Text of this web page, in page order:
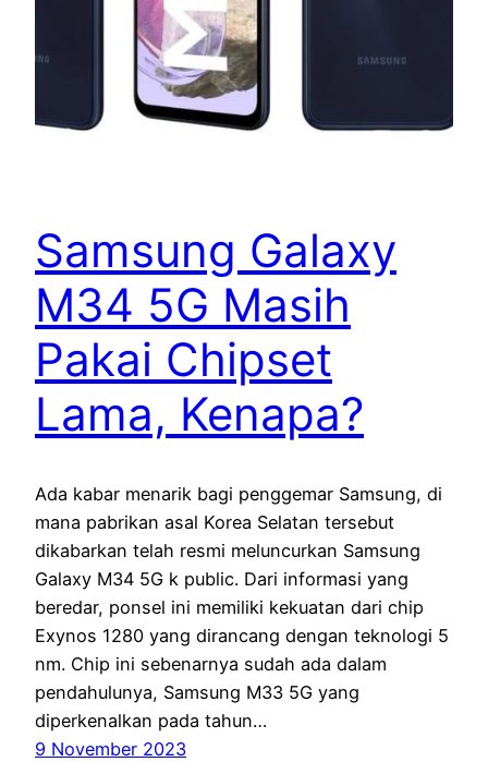
Samsung Galaxy
M34 5G Masih
Pakai Chipset
Lama, Kenapa?
Ada kabar menarik bagi penggemar Samsung, di
mana pabrikan asal Korea Selatan tersebut
dikabarkan telah resmi meluncurkan Samsung
Galaxy M34 5G k public. Dari informasi yang
beredar, ponsel ini memiliki kekuatan dari chip
Exynos 1280 yang dirancang dengan teknologi 5
nm. Chip ini sebenarnya sudah ada dalam
pendahulunya, Samsung M33 5G yang
diperkenalkan pada tahun…
9 November 2023